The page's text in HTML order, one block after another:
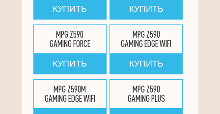
КУПИТЬ
КУПИТЬ
MPG Z590
GAMING FORCE
КУПИТЬ
MPG Z590
GAMING EDGE WIFI
КУПИТЬ
MPG Z590M
GAMING EDGE WIFI
MPG Z590
GAMING PLUS